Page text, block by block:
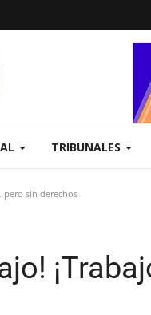
TRIBUNALES
pero sin derechos